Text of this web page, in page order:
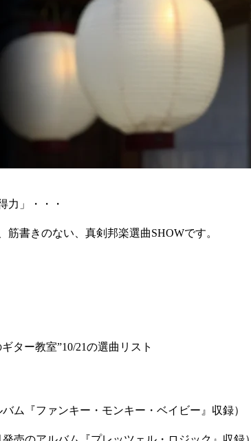
力」・・・
書きのない、真剣邦楽選曲SHOWです。
ター教室”10/21の選曲リスト
ム『ファンキー・モンキー・ベイビー』収録）